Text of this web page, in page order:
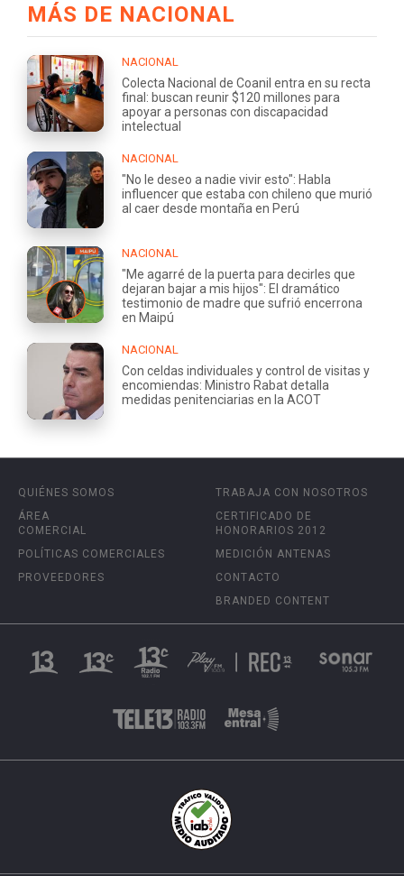
MÁS DE NACIONAL
NACIONAL
Colecta Nacional de Coanil entra en su recta
final: buscan reunir $120 millones para
apoyar a personas con discapacidad
intelectual
NACIONAL
"No le deseo a nadie vivir esto": Habla
influencer que estaba con chileno que murió
al caer desde montaña en Perú
NACIONAL
"Me agarré de la puerta para decirles que
dejaran bajar a mis hijos": El dramático
testimonio de madre que sufrió encerrona
en Maipú
NACIONAL
Con celdas individuales y control de visitas y
encomiendas: Ministro Rabat detalla
medidas penitenciarias en la ACOT
QUIÉNES SOMOS
ÁREA
COMERCIAL
POLÍTICAS COMERCIALES
PROVEEDORES
TRABAJA CON NOSOTROS
CERTIFICADO DE
HONORARIOS 2012
MEDICIÓN ANTENAS
CONTACTO
BRANDED CONTENT